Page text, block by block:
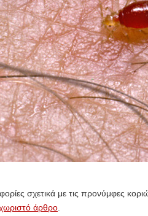
σχετικά με τις προνύμφες
άρθρο